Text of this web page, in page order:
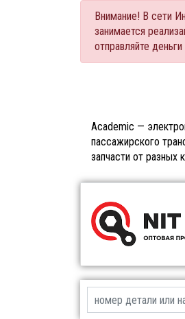
Внимание! В сети
занимается
отправляйте
Academic —
пассажирского
запчасти от разных